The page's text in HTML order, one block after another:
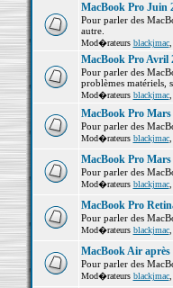
MacBook Pro Juin
Pour parler des
autre.
Mod�rateurs blackjmac,
MacBook Pro Avril
Pour parler des
problèmes matériels,
Mod�rateurs blackjmac,
MacBook Pro
Pour parler des
Mod�rateurs blackjmac,
MacBook Pro Mars
Pour parler des
Mod�rateurs blackjmac,
MacBook Pro
Pour parler des
Mod�rateurs blackjmac,
MacBook Air après
Pour parler des
Mod�rateurs blackjmac,